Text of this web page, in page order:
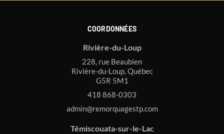
COORDONNÉES
Rivière-du-Loup
228, rue Beaubien
Rivière-du-Loup, Québec
G5R 5M1
418 868-0303
admin@remorquagestp.com
Témiscouata-sur-le-Lac